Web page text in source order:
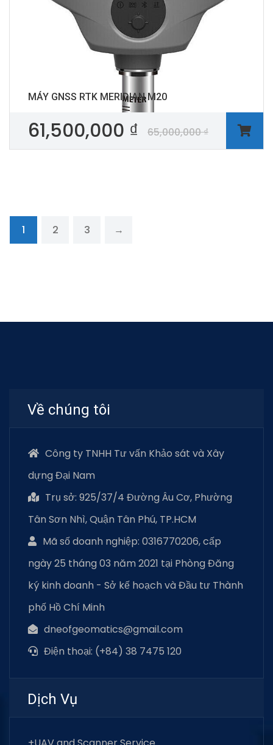
MÁY GNSS RTK MERIDIAN M20
65,000,000₫
61,500,000 ₫
1 2 3 →
Về chúng tôi
Công ty TNHH Tư vấn Khảo sát và Xây
dựng Đại Nam
Trụ sở: 925/37/4 Đường Âu Cơ, Phường
Tân Sơn Nhì, Quận Tân Phú, TP.HCM
Mã số doanh nghiệp: 0316770206, cấp
ngày 25 tháng 03 năm 2021 tại Phòng Đăng
ký kinh doanh - Sở kế hoạch và Đầu tư Thành
phố Hồ Chí Minh
dneofgeomatics@gmail.com
Điện thoại: (+84) 38 7475 120
Dịch Vụ